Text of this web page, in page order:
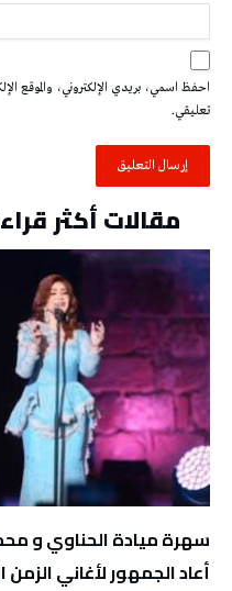
احفظ اسمي، بريدي الإلكتروني، والموقع
تعليقي.
مقالات أكثر
سهرة ميادة الحناوي و
أعاد الجمهور لأغاني الزمن